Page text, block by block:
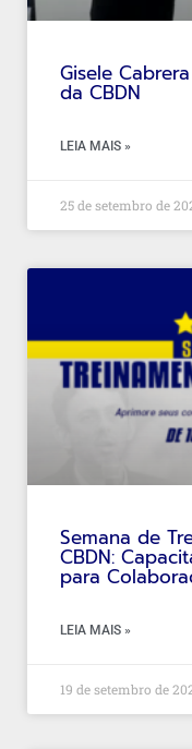
Gisele
da CBDN
LEIA MAIS »
25 de setembro de
Semana de
CBDN:
para
LEIA MAIS »
19 de setembro de